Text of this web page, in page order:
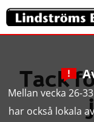
Mellan vecka 26-
har också lokala
Tack